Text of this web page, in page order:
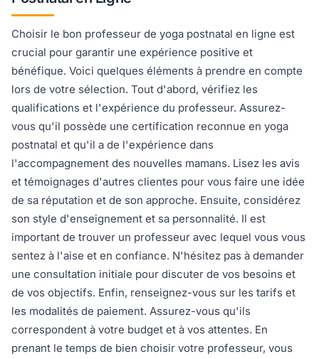
Choisir le bon professeur de yoga postnatal en ligne est
crucial pour garantir une expérience positive et
bénéfique. Voici quelques éléments à prendre en compte
lors de votre sélection. Tout d'abord, vérifiez les
qualifications et l'expérience du professeur. Assurez-
vous qu'il possède une certification reconnue en yoga
postnatal et qu'il a de l'expérience dans
l'accompagnement des nouvelles mamans. Lisez les avis
et témoignages d'autres clientes pour vous faire une idée
de sa réputation et de son approche. Ensuite, considérez
son style d'enseignement et sa personnalité. Il est
important de trouver un professeur avec lequel vous vous
sentez à l'aise et en confiance. N'hésitez pas à demander
une consultation initiale pour discuter de vos besoins et
de vos objectifs. Enfin, renseignez-vous sur les tarifs et
les modalités de paiement. Assurez-vous qu'ils
correspondent à votre budget et à vos attentes. En
prenant le temps de bien choisir votre professeur, vous